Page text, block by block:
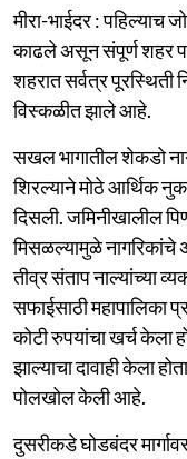
मीरा-भाईदर : पहिल्याच
काढले असून संपूर्ण शहर
शहरात सर्वत्र पूरस्थिती
विस्कळीत झाले आहे.
सखल भागातील शेकडो
शिरल्याने मोठे आर्थिक
दिसली. जमिनीखालील
मिसळल्यामुळे नागरिकांचे
तीव्र संताप नाल्यांच्या
सफाईसाठी महापालिका
कोटी रुपयांचा खर्च केला
झाल्याचा दावाही केला
पोलखोल केली आहे.
दुसरीकडे घोडबंदर